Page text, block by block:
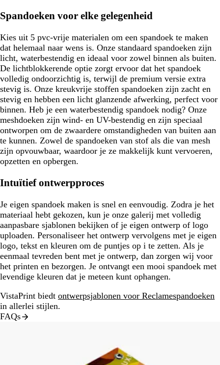
Spandoeken voor elke gelegenheid
Kies uit 5 pvc-vrije materialen om een spandoek te maken
dat helemaal naar wens is. Onze standaard spandoeken zijn
licht, waterbestendig en ideaal voor zowel binnen als buiten.
De lichtblokkerende optie zorgt ervoor dat het spandoek
volledig ondoorzichtig is, terwijl de premium versie extra
stevig is. Onze kreukvrije stoffen spandoeken zijn zacht en
stevig en hebben een licht glanzende afwerking, perfect voor
binnen. Heb je een waterbestendig spandoek nodig? Onze
meshdoeken zijn wind- en UV-bestendig en zijn speciaal
ontworpen om de zwaardere omstandigheden van buiten aan
te kunnen. Zowel de spandoeken van stof als die van mesh
zijn opvouwbaar, waardoor je ze makkelijk kunt vervoeren,
opzetten en opbergen.
Intuïtief ontwerpproces
Je eigen spandoek maken is snel en eenvoudig. Zodra je het
materiaal hebt gekozen, kun je onze galerij met volledig
aanpasbare sjablonen bekijken of je eigen ontwerp of logo
uploaden. Personaliseer het ontwerp vervolgens met je eigen
logo, tekst en kleuren om de puntjes op i te zetten. Als je
eenmaal tevreden bent met je ontwerp, dan zorgen wij voor
het printen en bezorgen. Je ontvangt een mooi spandoek met
levendige kleuren dat je meteen kunt ophangen.
VistaPrint biedt ontwerpsjablonen voor Reclamespandoeken
in allerlei stijlen.
FAQs